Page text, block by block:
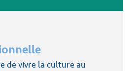
de vivre la culture au